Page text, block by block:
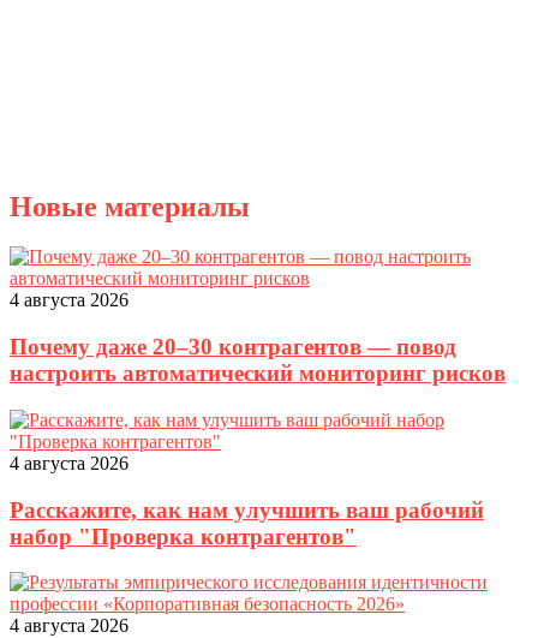
Новые материалы
4 августа 2026
Почему даже 20–30 контрагентов — повод
настроить автоматический мониторинг рисков
4 августа 2026
Расскажите, как нам улучшить ваш рабочий
набор "Проверка контрагентов"
4 августа 2026